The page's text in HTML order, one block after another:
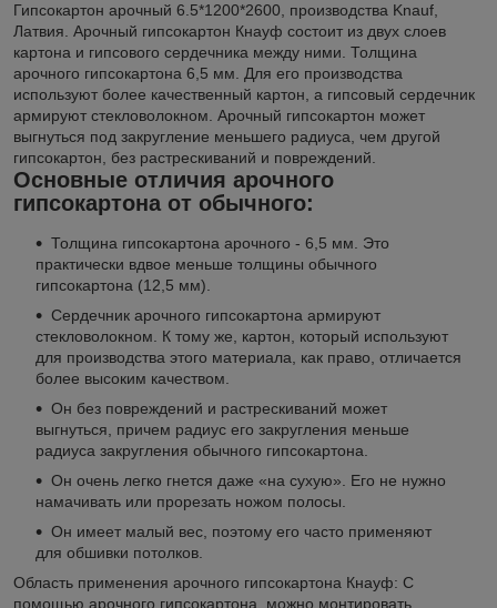
Гипсокартон арочный 6.5*1200*2600, производства Knauf,
Латвия. Арочный гипсокартон Кнауф состоит из двух слоев
картона и гипсового сердечника между ними. Толщина
арочного гипсокартона 6,5 мм. Для его производства
используют более качественный картон, а гипсовый сердечник
армируют стекловолокном. Арочный гипсокартон может
выгнуться под закругление меньшего радиуса, чем другой
гипсокартон, без растрескиваний и повреждений.
Основные отличия арочного
гипсокартона от обычного:
Толщина гипсокартона арочного - 6,5 мм. Это
практически вдвое меньше толщины обычного
гипсокартона (12,5 мм).
Сердечник арочного гипсокартона армируют
стекловолокном. К тому же, картон, который используют
для производства этого материала, как право, отличается
более высоким качеством.
Он без повреждений и растрескиваний может
выгнуться, причем радиус его закругления меньше
радиуса закругления обычного гипсокартона.
Он очень легко гнется даже «на сухую». Его не нужно
намачивать или прорезать ножом полосы.
Он имеет малый вес, поэтому его часто применяют
для обшивки потолков.
Область применения арочного гипсокартона Кнауф: С
помощью арочного гипсокартона, можно монтировать